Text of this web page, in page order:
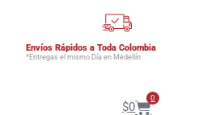
Envíos Rápidos a Toda Colombia
*Entregas el mismo Día en Medellín
$0
0